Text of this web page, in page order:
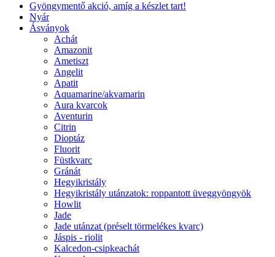
Gyöngymentő akció, amíg a készlet tart!
Nyár
Ásványok
Achát
Amazonit
Ametiszt
Angelit
Apatit
Aquamarine/akvamarin
Aura kvarcok
Aventurin
Citrin
Dioptáz
Fluorit
Füstkvarc
Gránát
Hegyikristály
Hegyikristály utánzatok: roppantott üveggyöngyök
Howlit
Jade
Jade utánzat (préselt törmelékes kvarc)
Jáspis - riolit
Kalcedon-csipkeachát